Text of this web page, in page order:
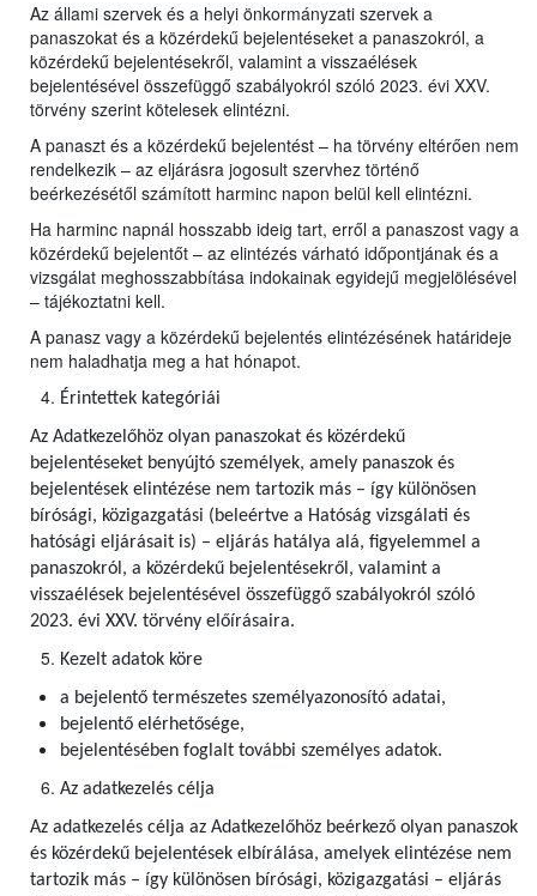
Az állami szervek és a helyi önkormányzati szervek a
panaszokat és a közérdekű bejelentéseket a panaszokról, a
közérdekű bejelentésekről, valamint a visszaélések
bejelentésével összefüggő szabályokról szóló 2023. évi XXV.
törvény szerint kötelesek elintézni.
A panaszt és a közérdekű bejelentést – ha törvény eltérően nem
rendelkezik – az eljárásra jogosult szervhez történő
beérkezésétől számított harminc napon belül kell elintézni.
Ha harminc napnál hosszabb ideig tart, erről a panaszost vagy a
közérdekű bejelentőt – az elintézés várható időpontjának és a
vizsgálat meghosszabbítása indokainak egyidejű megjelölésével
– tájékoztatni kell.
A panasz vagy a közérdekű bejelentés elintézésének határideje
nem haladhatja meg a hat hónapot.
Érintettek kategóriái
Az Adatkezelőhöz olyan panaszokat és közérdekű
bejelentéseket benyújtó személyek, amely panaszok és
bejelentések elintézése nem tartozik más – így különösen
bírósági, közigazgatási (beleértve a Hatóság vizsgálati és
hatósági eljárásait is) – eljárás hatálya alá, figyelemmel a
panaszokról, a közérdekű bejelentésekről, valamint a
visszaélések bejelentésével összefüggő szabályokról szóló
2023. évi XXV. törvény előírásaira.
Kezelt adatok köre
a bejelentő természetes személyazonosító adatai,
bejelentő elérhetősége,
bejelentésében foglalt további személyes adatok.
Az adatkezelés célja
Az adatkezelés célja az Adatkezelőhöz beérkező olyan panaszok
és közérdekű bejelentések elbírálása, amelyek elintézése nem
tartozik más – így különösen bírósági, közigazgatási – eljárás